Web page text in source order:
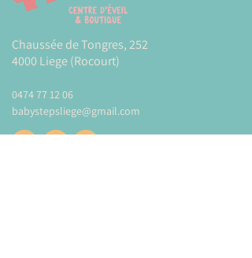
Chaussée de Tongres, 252
4000 Liege (Rocourt)
0474 77 12 06
babystepsliege@gmail.com